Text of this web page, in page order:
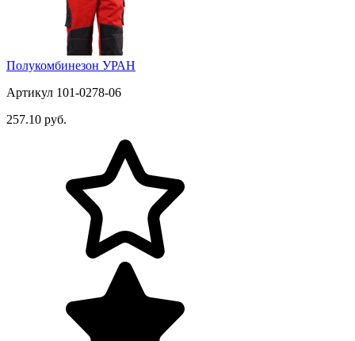
Полукомбинезон УРАН
Артикул 101-0278-06
257.10 руб.